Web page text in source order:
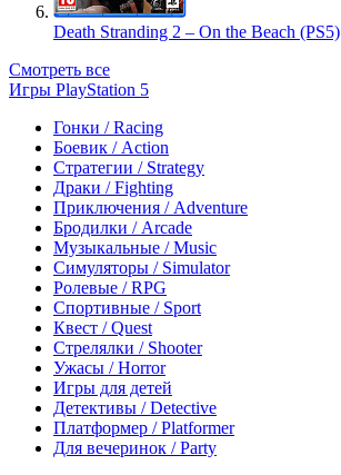
Death Stranding 2 – On the Beach (PS5)
Смотреть все
Игры PlayStation 5
Гонки / Racing
Боевик / Action
Стратегии / Strategy
Драки / Fighting
Приключения / Adventure
Бродилки / Arcade
Музыкальные / Music
Симуляторы / Simulator
Ролевые / RPG
Спортивные / Sport
Квест / Quest
Стрелялки / Shooter
Ужасы / Horror
Игры для детей
Детективы / Detective
Платформер / Platformer
Для вечеринок / Party